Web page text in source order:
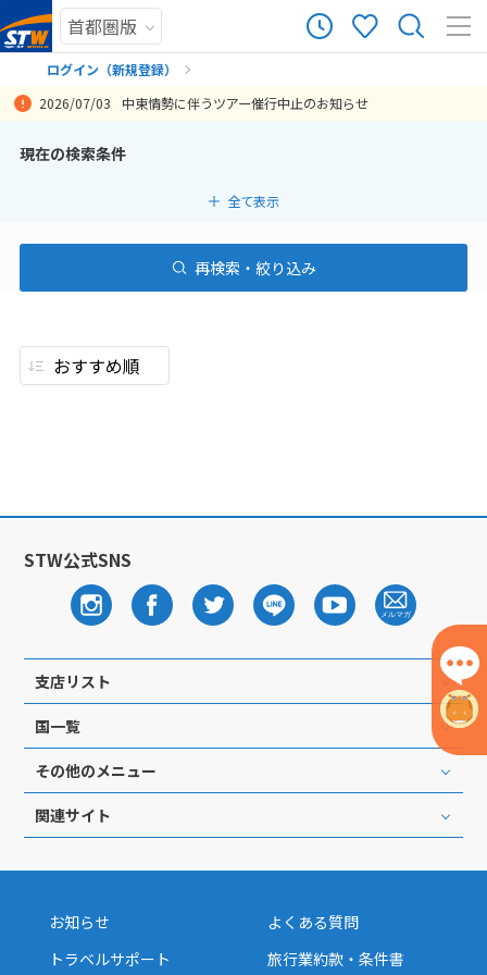
ログイン（新規登録）
まだ登録がありません
2026/07/03 中東情勢に伴うツアー催行中止のお知らせ
現在の検索条件
全て表示
再検索・絞り込み
STW公式SNS
支店リスト
国一覧
その他のメニュー
関連サイト
お知らせ
よくある質問
トラベルサポート
旅行業約款・条件書